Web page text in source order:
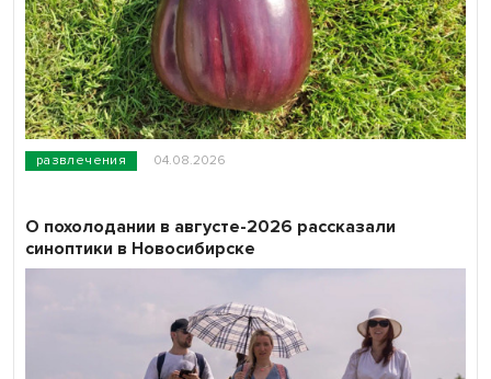
развлечения 04.08.2026
О похолодании в августе-2026 рассказали
синоптики в Новосибирске